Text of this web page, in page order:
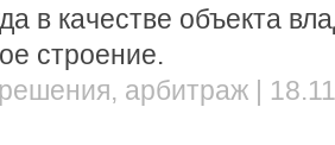
в качестве объекта
строение.
арбитраж |